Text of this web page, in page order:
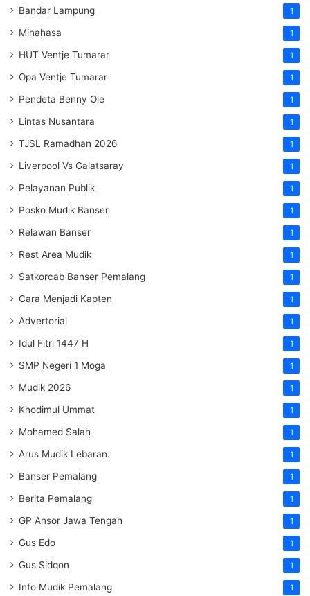
Bandar Lampung 1
Minahasa 1
HUT Ventje Tumarar 1
Opa Ventje Tumarar 1
Pendeta Benny Ole 1
Lintas Nusantara 1
TJSL Ramadhan 2026 1
Liverpool Vs Galatsaray 1
Pelayanan Publik 1
Posko Mudik Banser 1
Relawan Banser 1
Rest Area Mudik 1
Satkorcab Banser Pemalang 1
Cara Menjadi Kapten 1
Advertorial 1
Idul Fitri 1447 H 1
SMP Negeri 1 Moga 1
Mudik 2026 1
Khodimul Ummat 1
Mohamed Salah 1
Arus Mudik Lebaran. 1
Banser Pemalang 1
Berita Pemalang 1
GP Ansor Jawa Tengah 1
Gus Edo 1
Gus Sidqon 1
Info Mudik Pemalang 1